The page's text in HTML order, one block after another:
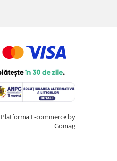
Platforma E-commerce by
Gomag